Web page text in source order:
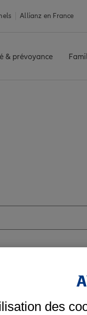
Allianz en France
& prévoyance
OUEST
CORPSdes